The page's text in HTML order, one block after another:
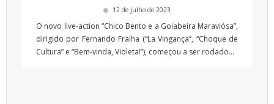
12 de julho de 2023
O novo live-action “Chico Bento e a Goiabeira Maraviósa”,
dirigido por Fernando Fraiha (“La Vingança”, “Choque de
Cultura” e “Bem-vinda, Violeta!”), começou a ser rodado...